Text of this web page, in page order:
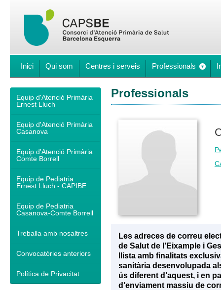
Inici Qui som Centres i serveis Professionals
Equip d'Atenció Primària
Ernest Lluch
Equip d'Atenció Primària
Casanova
Equip d'Atenció Primària
Comte Borrell
Equip de Pediatria
Ernest Lluch - CAPIBE
Equip de Pediatria
Casanova-Comte Borrell
Treballa amb nosaltres
Convocatòries anteriors
Política de Privacitat
Professionals
Les adreces de correu
de Salut de l’Eixample i
llista amb finalitats
sanitària desenvolupada
ús diferent d’aquest, i en
d’enviament massiu de